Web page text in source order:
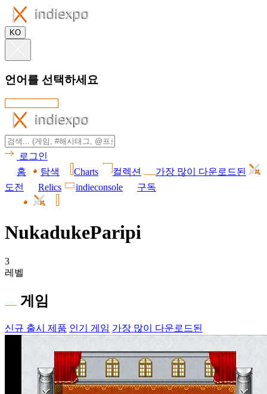
KO
언어를 선택하세요
로그인
홈
탐색 Charts 컬렉션
가장 많이 다운로드된
도전
Relics indieconsole 구독
NukadukeParipi
3
레벨
게임
신규 출시 제품 인기 게임 가장 많이 다운로드된